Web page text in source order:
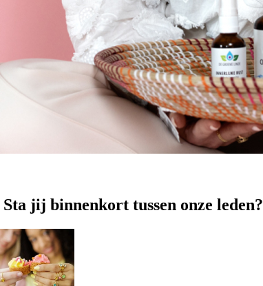
Sta jij binnenkort tussen onze leden?